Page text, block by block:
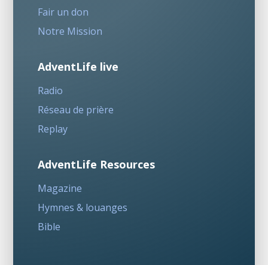
Fair un don
Notre Mission
AdventLife live
Radio
Réseau de prière
Replay
AdventLife Resources
Magazine
Hymnes & louanges
Bible